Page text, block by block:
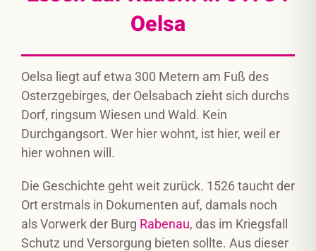
Oelsa
Oelsa liegt auf etwa 300 Metern am Fuß des
Osterzgebirges, der Oelsabach zieht sich durchs
Dorf, ringsum Wiesen und Wald. Kein
Durchgangsort. Wer hier wohnt, ist hier, weil er
hier wohnen will.
Die Geschichte geht weit zurück. 1526 taucht der
Ort erstmals in Dokumenten auf, damals noch
als Vorwerk der Burg Rabenau, das im Kriegsfall
Schutz und Versorgung bieten sollte. Aus dieser